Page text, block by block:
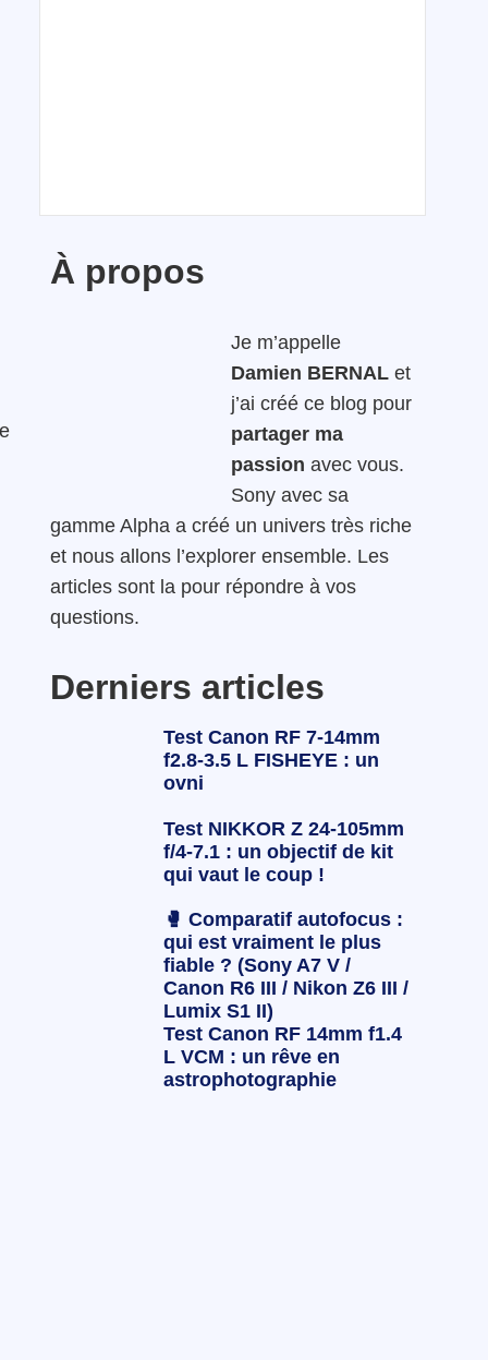
À propos
Je m’appelle
Damien BERNAL et
j’ai créé ce blog pour
partager ma
passion avec vous.
Sony avec sa
gamme Alpha a créé un univers très riche
et nous allons l’explorer ensemble. Les
articles sont la pour répondre à vos
questions.
Derniers articles
Test Canon RF 7-14mm
f2.8-3.5 L FISHEYE : un
ovni
Test NIKKOR Z 24-105mm
f/4-7.1 : un objectif de kit
qui vaut le coup !
🥊 Comparatif autofocus :
qui est vraiment le plus
fiable ? (Sony A7 V /
Canon R6 III / Nikon Z6 III /
Lumix S1 II)
Test Canon RF 14mm f1.4
L VCM : un rêve en
astrophotographie